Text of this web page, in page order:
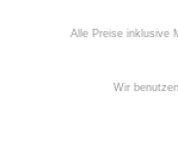
Alle Preise inklusive
Wir